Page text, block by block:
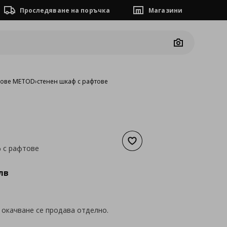
Проследяване на поръчка Магазини
Camera
METOD›стенен шкаф с рафтове
Добави към списъка с
с рафтове
окачване се продава отделно.